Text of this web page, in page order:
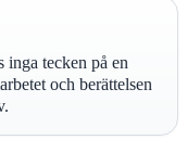
inga tecken på en
och berättelsen